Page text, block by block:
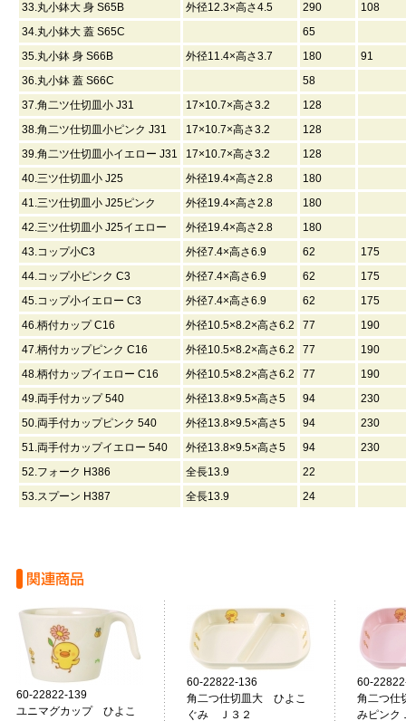
33.丸小鉢大 身 S65B
外径12.3×高さ4.5 290
108
34.丸小鉢大 蓋 S65C
65
35.丸小鉢 身 S66B
外径11.4×高さ3.7 180
91
36.丸小鉢 蓋 S66C
58
37.角二ツ仕切皿小 J31
17×10.7×高さ3.2
128
38.角二ツ仕切皿小ピンク J31
17×10.7×高さ3.2
128
39.角二ツ仕切皿小イエロー J31
17×10.7×高さ3.2
128
40.三ツ仕切皿小 J25
外径19.4×高さ2.8
180
41.三ツ仕切皿小 J25ピンク
外径19.4×高さ2.8
180
42.三ツ仕切皿小 J25イエロー
外径19.4×高さ2.8
180
43.コップ小C3
外径7.4×高さ6.9 62
175
44.コップ小ピンク C3
外径7.4×高さ6.9 62
175
45.コップ小イエロー C3
外径7.4×高さ6.9 62
175
46.柄付カップ C16
外径10.5×8.2×高さ6.2 77
190
47.柄付カップピンク C16
外径10.5×8.2×高さ6.2 77
190
48.柄付カップイエロー C16
外径10.5×8.2×高さ6.2 77
190
49.両手付カップ 540
外径13.8×9.5×高さ5 94
230
50.両手付カップピンク 540
外径13.8×9.5×高さ5 94
230
51.両手付カップイエロー 540
外径13.8×9.5×高さ5 94
230
52.フォーク H386
全長13.9
22
53.スプーン H387
全長13.9 24
60-22822-139
ユニマグカップ ひよこ
60-22822-136
角二つ仕切皿大 ひよこ
ぐみ Ｊ３２
60-
角二つ仕
みピンク